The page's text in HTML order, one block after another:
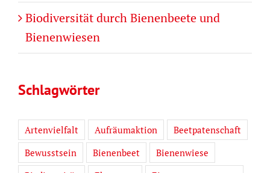
Biodiversität durch Bienenbeete und
Bienenwiesen
Schlagwörter
Artenvielfalt Aufräumaktion
Beetpatenschaft
Bewusstsein
Bienenbeet
Bienenwiese